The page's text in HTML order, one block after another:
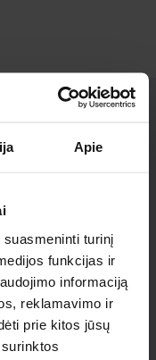
Apie
turinį
funkcijas ir
informaciją
reklamavimo ir
prie kitos jūsų